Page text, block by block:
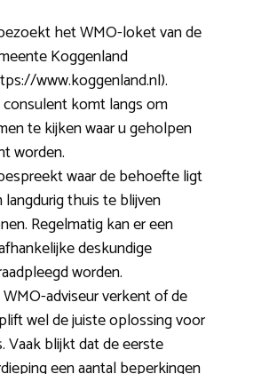
het WMO-loket van de
Koggenland
www.koggenland.nl).
consulent komt langs om
te kijken waar u geholpen
worden.
waar de behoefte ligt
langdurig thuis te blijven
Regelmatig kan er een
deskundige
worden.
adviseur verkent of de
wel de juiste oplossing voor
Vaak blijkt dat de eerste